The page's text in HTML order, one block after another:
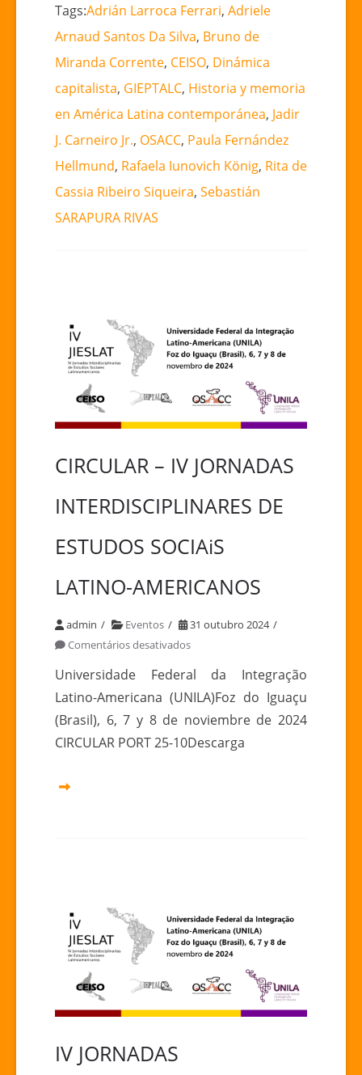
Tags:Adrián Larroca Ferrari, Adriele
Arnaud Santos Da Silva, Bruno de
Miranda Corrente, CEISO, Dinámica
capitalista, GIEPTALC, Historia y memoria
en América Latina contemporánea, Jadir
J. Carneiro Jr., OSACC, Paula Fernández
Hellmund, Rafaela Iunovich König, Rita de
Cassia Ribeiro Siqueira, Sebastián
SARAPURA RIVAS
CIRCULAR – IV JORNADAS
INTERDISCIPLINARES DE
ESTUDOS SOCIAiS
LATINO-AMERICANOS
admin Eventos
31 outubro 2024
Comentários desativadosem
–
IV
JORNADAS
INTERDISCIPLINARES
Universidade Federal da Integração
Latino-Americana (UNILA)Foz do Iguaçu
(Brasil), 6, 7 y 8 de noviembre de 2024
CIRCULAR PORT 25-10Descarga
IV JORNADAS